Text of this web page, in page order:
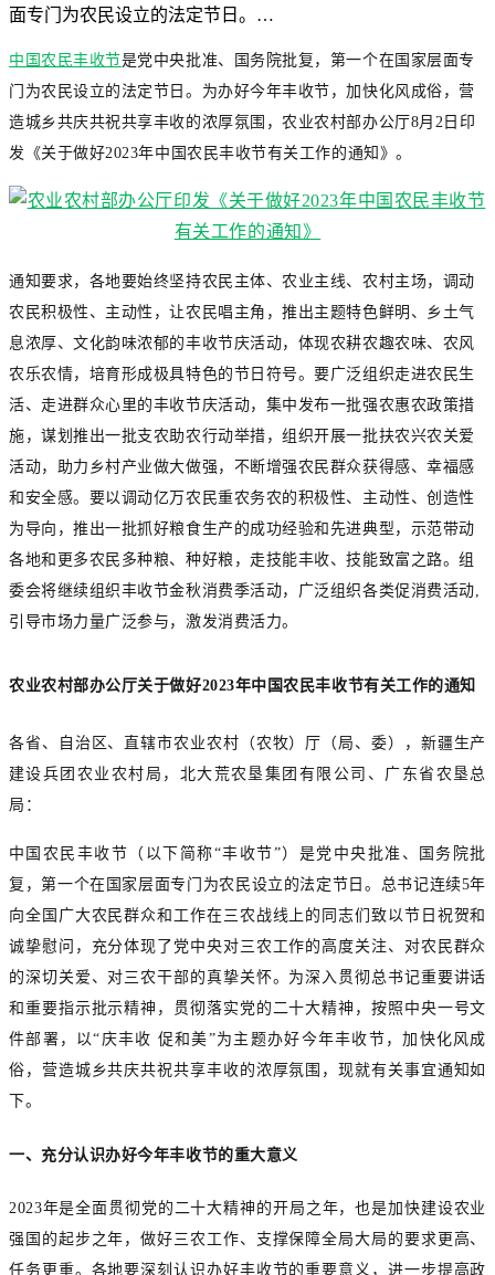
面专门为农民设立的法定节日。…
中国农民丰收节是党中央批准、国务院批复，第一个在国家层面专
门为农民设立的法定节日。为办好今年丰收节，加快化风成俗，营
造城乡共庆共祝共享丰收的浓厚氛围，农业农村部办公厅8月2日印
发《关于做好2023年中国农民丰收节有关工作的通知》。
通知要求，各地要始终坚持农民主体、农业主线、农村主场，调动
农民积极性、主动性，让农民唱主角，推出主题特色鲜明、乡土气
息浓厚、文化韵味浓郁的丰收节庆活动，体现农耕农趣农味、农风
农乐农情，培育形成极具特色的节日符号。要广泛组织走进农民生
活、走进群众心里的丰收节庆活动，集中发布一批强农惠农政策措
施，谋划推出一批支农助农行动举措，组织开展一批扶农兴农关爱
活动，助力乡村产业做大做强，不断增强农民群众获得感、幸福感
和安全感。要以调动亿万农民重农务农的积极性、主动性、创造性
为导向，推出一批抓好粮食生产的成功经验和先进典型，示范带动
各地和更多农民多种粮、种好粮，走技能丰收、技能致富之路。组
委会将继续组织丰收节金秋消费季活动，广泛组织各类促消费活动,
引导市场力量广泛参与，激发消费活力。
农业农村部办公厅关于做好2023年中国农民丰收节有关工作的通知
各省、自治区、直辖市农业农村（农牧）厅（局、委），新疆生产
建设兵团农业农村局，北大荒农垦集团有限公司、广东省农垦总
局：
中国农民丰收节（以下简称“丰收节”）是党中央批准、国务院批
复，第一个在国家层面专门为农民设立的法定节日。总书记连续5年
向全国广大农民群众和工作在三农战线上的同志们致以节日祝贺和
诚挚慰问，充分体现了党中央对三农工作的高度关注、对农民群众
的深切关爱、对三农干部的真挚关怀。为深入贯彻总书记重要讲话
和重要指示批示精神，贯彻落实党的二十大精神，按照中央一号文
件部署，以“庆丰收 促和美”为主题办好今年丰收节，加快化风成
俗，营造城乡共庆共祝共享丰收的浓厚氛围，现就有关事宜通知如
下。
一、充分认识办好今年丰收节的重大意义
2023年是全面贯彻党的二十大精神的开局之年，也是加快建设农业
强国的起步之年，做好三农工作、支撑保障全局大局的要求更高、
任务更重。各地要深刻认识办好丰收节的重要意义，进一步提高政